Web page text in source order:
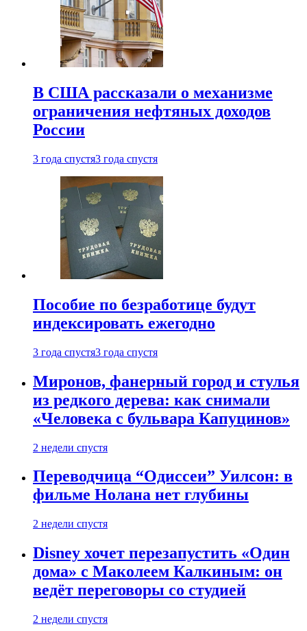
В США рассказали о механизме
ограничения нефтяных доходов
России
3 года спустя3 года спустя
Пособие по безработице будут
индексировать ежегодно
3 года спустя3 года спустя
Миронов, фанерный город и стулья
из редкого дерева: как снимали
«Человека с бульвара Капуцинов»
2 недели спустя
Переводчица “Одиссеи” Уилсон: в
фильме Нолана нет глубины
2 недели спустя
Disney хочет перезапустить «Один
дома» с Маколеем Калкиным: он
ведёт переговоры со студией
2 недели спустя